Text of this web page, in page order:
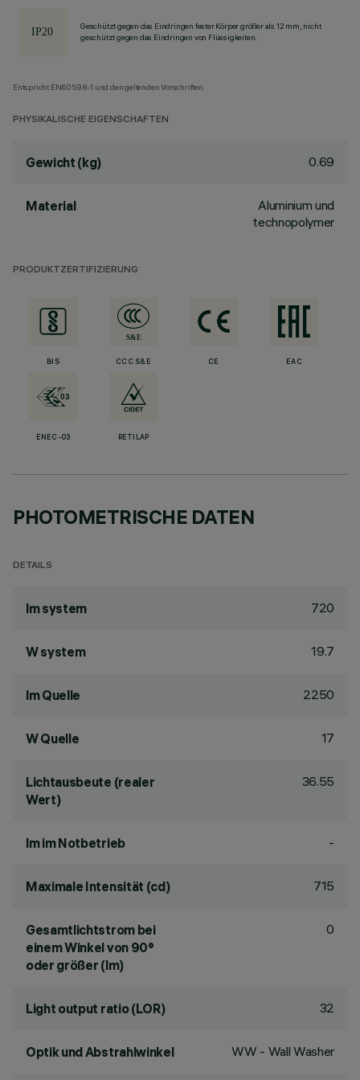
Geschützt gegen das Eindringen fester Körper größer als 12 mm, nicht
geschützt gegen das Eindringen von Flüssigkeiten.
Entspricht EN60598-1 und den geltenden Vorschriften.
PHYSIKALISCHE EIGENSCHAFTEN
Gewicht (kg) 0.69
Material
Aluminium und
technopolymer
PRODUKTZERTIFIZIERUNG
BIS CCC S&E CE EAC
ENEC-03 RETILAP
PHOTOMETRISCHE DATEN
DETAILS
lm system 720
W system 19.7
lm Quelle 2250
W Quelle 17
Lichtausbeute (realer
Wert)
36.55
lm im Notbetrieb -
Maximale Intensität (cd) 715
Gesamtlichtstrom bei
einem Winkel von 90°
oder größer (lm)
0
Light output ratio (LOR) 32
Optik und Abstrahlwinkel WW - Wall Washer